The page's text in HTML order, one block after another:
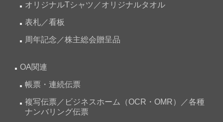
オリジナルTシャツ／オリジナルタオル
表札／看板
周年記念／株主総会贈呈品
OA関連
帳票・連続伝票
複写伝票／ビジネスホーム（OCR・OMR）／各種
ナンバリング伝票